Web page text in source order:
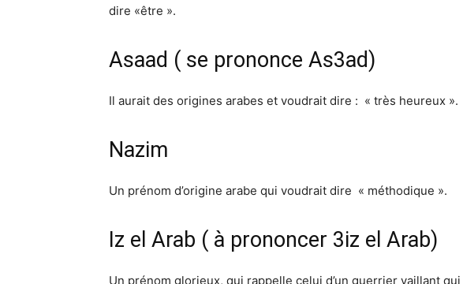
dire «être ».
Asaad ( se prononce As3ad)
Il aurait des origines arabes et voudrait dire : « très heureux ».
Nazim
Un prénom d’origine arabe qui voudrait dire « méthodique ».
Iz el Arab ( à prononcer 3iz el Arab)
Un prénom glorieux, qui rappelle celui d’un guerrier vaillant